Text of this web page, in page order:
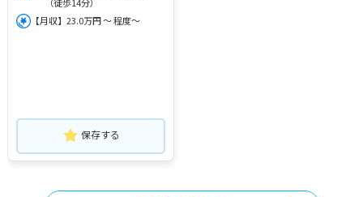
【月収】23.0万円 ～ 程度～
保存する